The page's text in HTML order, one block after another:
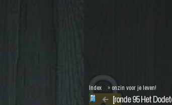
[ronde 95 Het
Index » onzin voor je leven!